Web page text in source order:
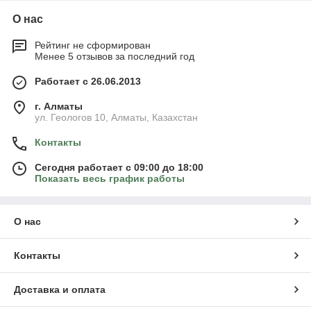
О нас
Рейтинг не сформирован
Менее 5 отзывов за последний год
Работает с 26.06.2013
г. Алматы
ул. Геологов 10, Алматы, Казахстан
Контакты
Сегодня работает с 09:00 до 18:00
Показать весь график работы
О нас
Контакты
Доставка и оплата